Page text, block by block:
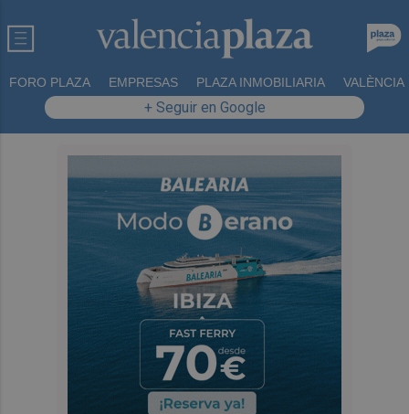
FORO PLAZA EMPRESAS PLAZA INMOBILIARIA VALÈNCIA
+ Seguir en Google